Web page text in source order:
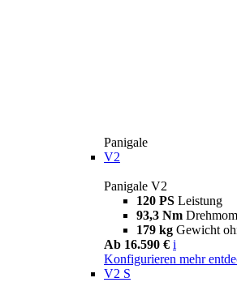
Panigale
V2
Panigale V2
120 PS Leistung
93,3 Nm
179 kg Gewicht
Ab 16.590 € i
Konfigurieren mehr
V2 S